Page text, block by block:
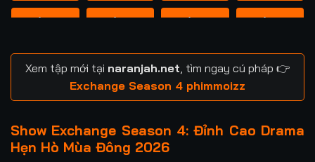
Tập 13 Tập 14 Tập 15 Tập 16
Tập 17 Tập 18 Tập 19 Tập 20
Xem tập mới tại naranjah.net , tìm ngay cú pháp 👉
Exchange Season 4 phimmoizz
Show Exchange Season 4: Đỉnh Cao Drama
Hẹn Hò Mùa Đông 2026